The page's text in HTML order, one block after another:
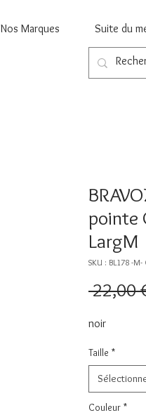
Nos Marques Suite du
pointe
LargM
SKU : BL178 -
22,00
noir
Taille *
Couleur *